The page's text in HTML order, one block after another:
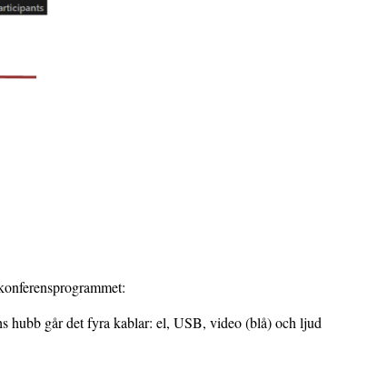
hubb går det fyra kablar: el, USB, video (blå) och ljud